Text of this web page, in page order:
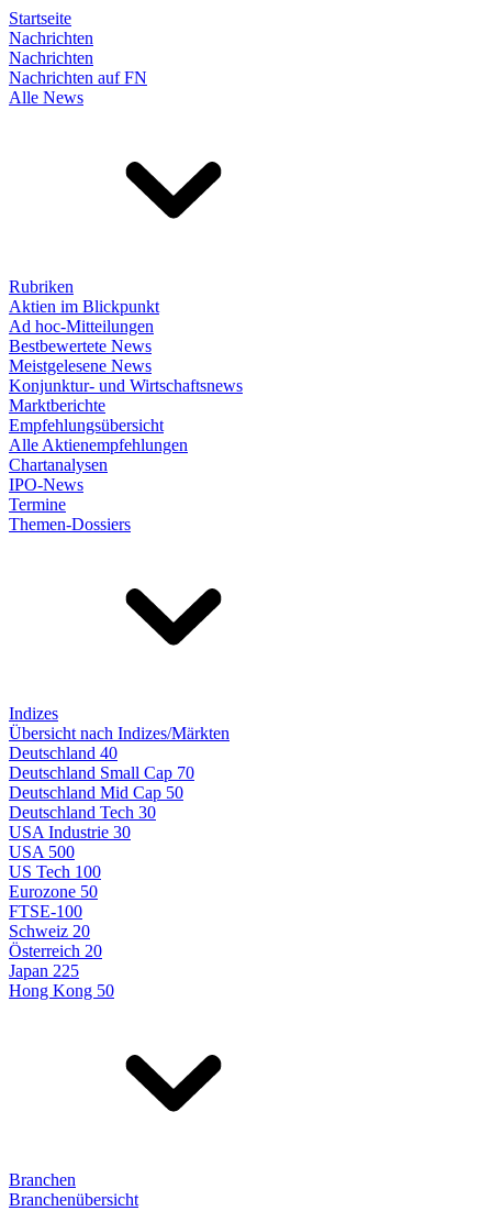
Startseite
Nachrichten
Nachrichten
Nachrichten auf FN
Alle News
Rubriken
Aktien im Blickpunkt
Ad hoc-Mitteilungen
Bestbewertete News
Meistgelesene News
Konjunktur- und Wirtschaftsnews
Marktberichte
Empfehlungsübersicht
Alle Aktienempfehlungen
Chartanalysen
IPO-News
Termine
Themen-Dossiers
Indizes
Übersicht nach Indizes/Märkten
Deutschland 40
Deutschland Small Cap 70
Deutschland Mid Cap 50
Deutschland Tech 30
USA Industrie 30
USA 500
US Tech 100
Eurozone 50
FTSE-100
Schweiz 20
Österreich 20
Japan 225
Hong Kong 50
Branchen
Branchenübersicht